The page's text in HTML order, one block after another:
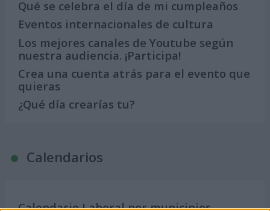
Qué se celebra el día de mi cumpleaños
Eventos internacionales de cultura
Los mejores canales de Youtube según
nuestra audiencia. ¡Participa!
Crea una cuenta atrás para el evento que
quieras
¿Qué día crearías tu?
Calendarios
Calendario Laboral por municipios